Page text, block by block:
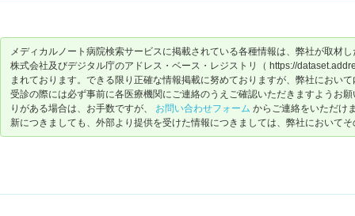
メディカルノート病院検索サービスに掲載されている各種情報は、弊社が取材
株式会社及びデジタル庁のアドレス・ベース・レジストリ（ https://
まれております。できる限り正確な情報掲載に努めておりますが、弊社におい
受診の際には必ず事前に各医療機関にご連絡のうえご確認いただきますようお
りがある場合は、お手数ですが、 お問い合わせフォーム からご連絡をいただけ
新につきましても、外部より提供を受けた情報につきましては、弊社において